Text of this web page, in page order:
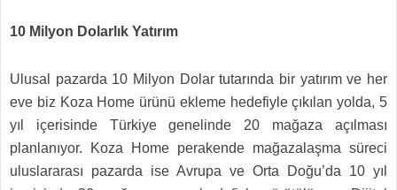
10 Milyon Dolarlık Yatırım
Ulusal pazarda 10 Milyon Dolar tutarında bir yatırım ve her
eve biz Koza Home ürünü ekleme hedefiyle çıkılan yolda, 5
yıl içerisinde Türkiye genelinde 20 mağaza açılması
planlanıyor. Koza Home perakende mağazalaşma süreci
uluslararası pazarda ise Avrupa ve Orta Doğu’da 10 yıl